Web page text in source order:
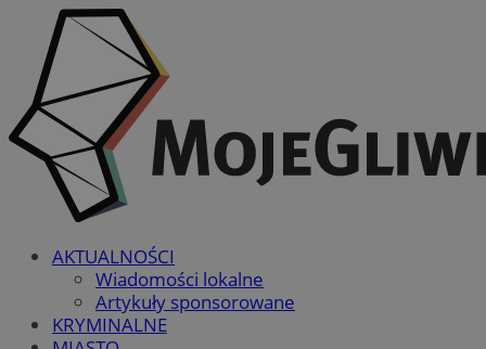
AKTUALNOŚCI
Wiadomości lokalne
Artykuły sponsorowane
KRYMINALNE